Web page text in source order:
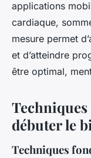
applications
cardiaque,
mesure permet
et d’atteindre
être optimal,
débuter le
Techniques